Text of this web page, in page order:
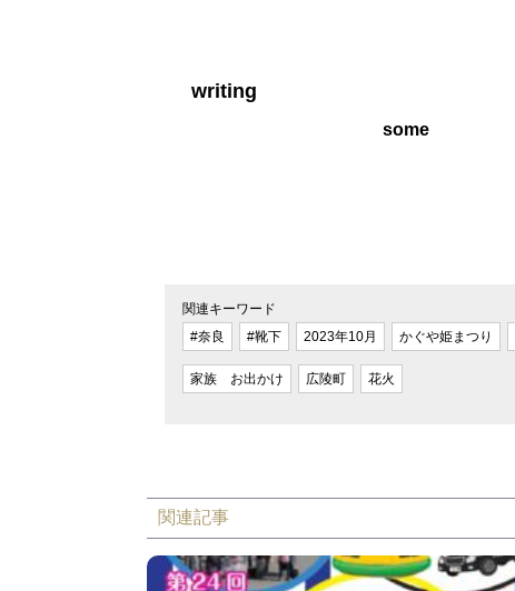
writing
some
関連キーワード
#奈良
#靴下 2023年10月 かぐや姫まつり
家族 お出かけ 広陵町 花火
関連記事